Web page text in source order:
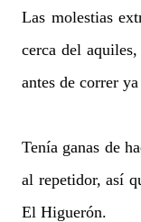
Las molestias
cerca del
antes de correr
Tenía ganas de
al repetidor, así
El Higuerón.